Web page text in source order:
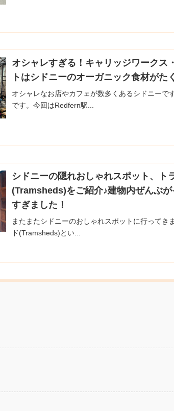
オシャレすぎる！キャリッジワークス
トはシドニーのオーガニック食材がた
オシャレなお店やカフェが数多くあるシドニーで
です。今回はRedfern駅...
シドニーの隠れおしゃれスポット、ト
(Tramsheds)をご紹介♪建物内ぜんぶ
すぎました！
またまたシドニーのおしゃれスポットに行ってき
ド(Tramsheds)とい...